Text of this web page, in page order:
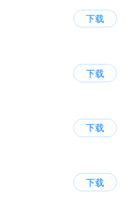
下载
下载
下载
下载